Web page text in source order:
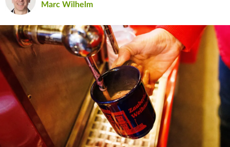
Marc Wilhelm